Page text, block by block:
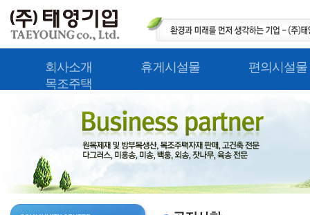
회사소개 휴게시설물
편의시설물
목조주택